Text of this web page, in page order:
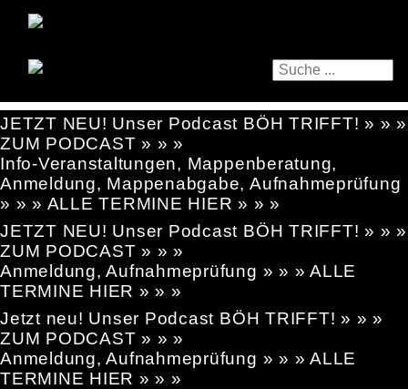
JETZT NEU! Unser Podcast BÖH TRIFFT! » » »
ZUM PODCAST » » »
Info-Veranstaltungen, Mappenberatung,
Anmeldung, Mappenabgabe, Aufnahmeprüfung
» » » ALLE TERMINE HIER » » »
JETZT NEU! Unser Podcast BÖH TRIFFT! » » »
ZUM PODCAST » » »
Anmeldung, Aufnahmeprüfung » » » ALLE
TERMINE HIER » » »
Jetzt neu! Unser Podcast BÖH TRIFFT! » » »
ZUM PODCAST » » »
Anmeldung, Aufnahmeprüfung » » » ALLE
TERMINE HIER » » »